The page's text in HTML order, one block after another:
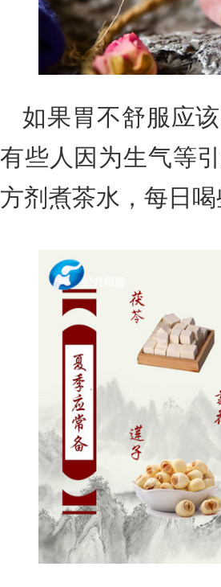
如果胃不舒服应
有些人因为生气等
方剂煮茶水，每日喝